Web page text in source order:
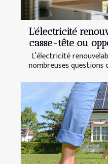
L’électricité
casse-tête ou
L’électricité
nombreuses questions